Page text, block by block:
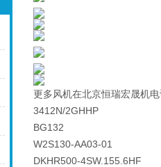
更多风机在北京恒瑞宏晟机
3412N/2GHHP
BG132
W2S130-AA03-01
DKHR500-4SW.155.6HF